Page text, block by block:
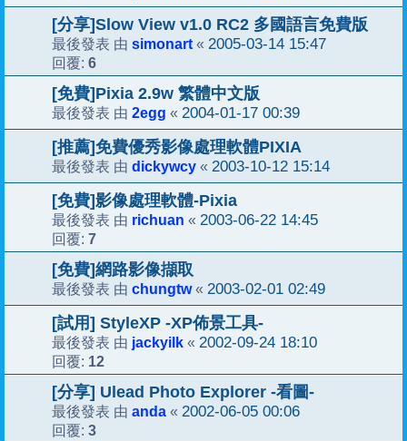
[分享]Slow View v1.0 RC2 多國語言免費版
最後發表 由 simonart « 2005-03-14 15:47
回覆: 6
[免費]Pixia 2.9w 繁體中文版
最後發表 由 2egg « 2004-01-17 00:39
[推薦]免費優秀影像處理軟體PIXIA
最後發表 由 dickywcy « 2003-10-12 15:14
[免費]影像處理軟體-Pixia
最後發表 由 richuan « 2003-06-22 14:45
回覆: 7
[免費]網路影像擷取
最後發表 由 chungtw« 2003-02-01 02:49
[試用] StyleXP -XP佈景工具-
最後發表 由 jackyilk « 2002-09-24 18:10
回覆: 12
[分享] Ulead Photo Explorer -看圖-
最後發表 由 anda « 2002-06-05 00:06
回覆: 3